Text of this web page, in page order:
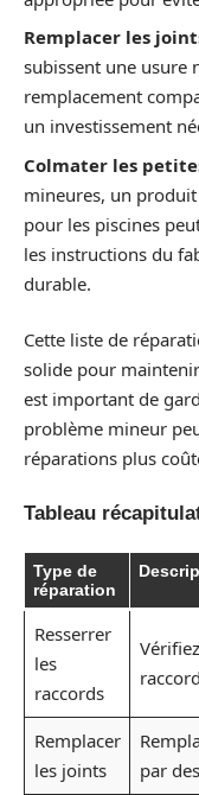
Remplacer les
subissent une usure
remplacement
un investissement
Colmater les
mineures, un produit
pour les piscines
les instructions du
durable.
Cette liste de
solide pour
est important de
problème mineur
réparations plus
Tableau
Type de
réparation
Resserrer
les
raccords
Remplacer
les joints
par